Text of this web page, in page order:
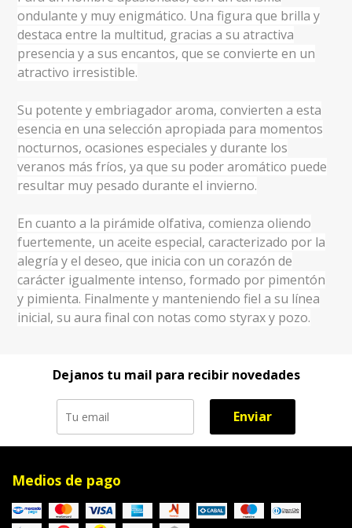
ondulante y muy enigmático. Una figura que brilla y
destaca entre la multitud, gracias a su atractiva
presencia y a sus encantos, que se convierte en un
atractivo irresistible.
Su potente y embriagador aroma, convierten a esta
esencia en una selección apropiada para momentos
nocturnos, ocasiones especiales y durante los
veranos más fríos, ya que su poder aromático puede
resultar muy pesado durante el invierno.
En cuanto a la pirámide olfativa, comienza oliendo
fuertemente, un aceite especial, caracterizado por la
alegría y el deseo, que inicia con un corazón de
carácter igualmente intenso, formado por pimentón
y pimienta. Finalmente y manteniendo fiel a su línea
inicial, su aura final con notas como styrax y pozo.
Dejanos tu mail para recibir novedades
Enviar
Medios de pago